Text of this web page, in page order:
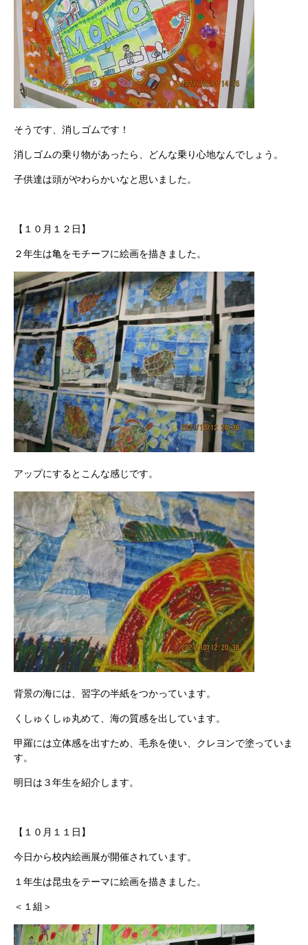
そうです、消しゴムです！
消しゴムの乗り物があったら、どんな乗り心地なんでしょう。
子供達は頭がやわらかいなと思いました。
【１０月１２日】
２年生は亀をモチーフに絵画を描きました。
アップにするとこんな感じです。
背景の海には、習字の半紙をつかっています。
くしゅくしゅ丸めて、海の質感を出しています。
甲羅には立体感を出すため、毛糸を使い、クレヨンで塗っていま
す。
明日は３年生を紹介します。
【１０月１１日】
今日から校内絵画展が開催されています。
１年生は昆虫をテーマに絵画を描きました。
＜１組＞